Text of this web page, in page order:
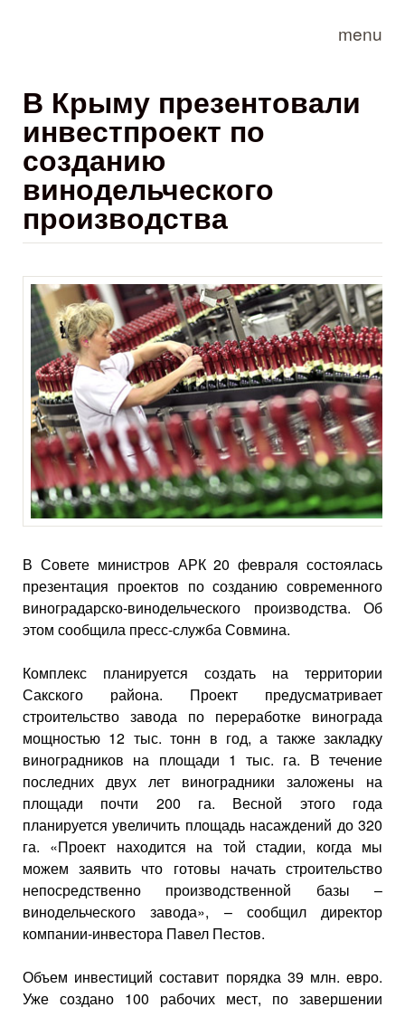
menu
В Крыму презентовали
инвестпроект по
созданию
винодельческого
производства
В Совете министров АРК 20 февраля состоялась
презентация проектов по созданию современного
виноградарско-винодельческого производства. Об
этом сообщила пресс-служба Совмина.
Комплекс планируется создать на территории
Сакского района. Проект предусматривает
строительство завода по переработке винограда
мощностью 12 тыс. тонн в год, а также закладку
виноградников на площади 1 тыс. га. В течение
последних двух лет виноградники заложены на
площади почти 200 га. Весной этого года
планируется увеличить площадь насаждений до 320
га. «Проект находится на той стадии, когда мы
можем заявить что готовы начать строительство
непосредственно производственной базы –
винодельческого завода», – сообщил директор
компании-инвестора Павел Пестов.
Объем инвестиций составит порядка 39 млн. евро.
Уже создано 100 рабочих мест, по завершении